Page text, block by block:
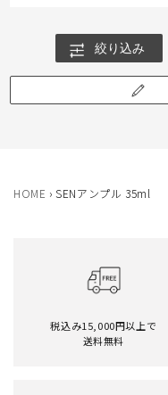
絞り込み
HOME › SENアンプル 35ml
税込み15,000円以上で
送料無料